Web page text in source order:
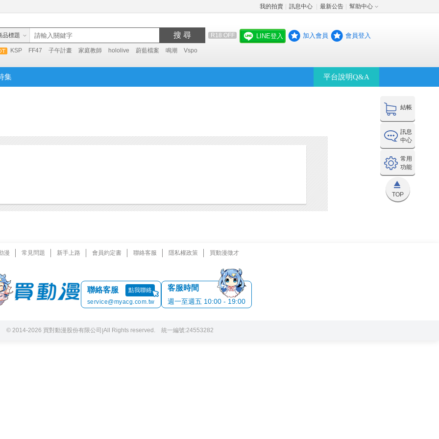
我的拍賣 訊息中心 最新公告 幫助中心
品標題 搜 尋 R18 OFF
KSP FF47 子午計畫 家庭教師 hololive 蔚藍檔案 鳴潮 Vspo
LINE登入 加入會員 會員登入
集 平台說明Q&A
結帳
訊息
中心
常用
功能
TOP
漫 常見問題 新手上路 會員約定書 聯絡客服 隱私權政策 買動漫徵才
聯絡客服
點我聯絡
service@myacg.com.tw
客服時間
週一至週五 10:00 - 19:00
© 2014-2026 買對動漫股份有限公司 |All Rights reserved. 統一編號:24553282